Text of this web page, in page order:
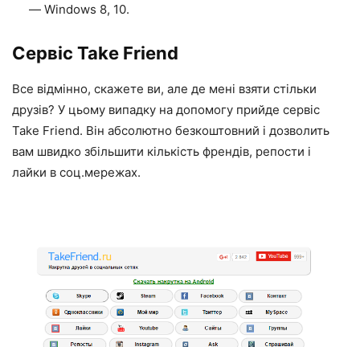
— Windows 8, 10.
Сервіс Take Friend
Все відмінно, скажете ви, але де мені взяти стільки
друзів? У цьому випадку на допомогу прийде сервіс
Take Friend. Він абсолютно безкоштовний і дозволить
вам швидко збільшити кількість френдів, репости і
лайки в соц.мережах.